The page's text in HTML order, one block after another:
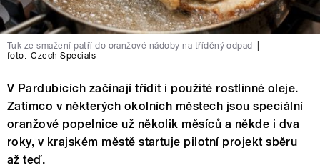
Tuk ze smažení patří do oranžové nádoby na tříděný odpad
foto: Czech Specials
V Pardubicích začínají třídit i použité rostlinné oleje.
Zatímco v některých okolních městech jsou speciální
oranžové popelnice už několik měsíců a někde i dva
roky, v krajském městě startuje pilotní projekt sběru
až teď.